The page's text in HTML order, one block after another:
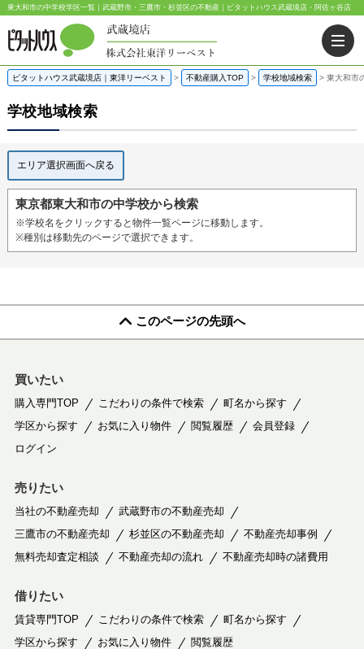
東大和市の中学校学区一覧｜武蔵野市・三鷹市・杉並区の不動産｜ピタットハウス武蔵境店・阿佐ヶ谷店
ピタットハウス武蔵境店｜東洋リーベスト > 不動産購入TOP > 学校地域検索 > 東大和市
学校地域検索
エリア選択画面へ戻る
東京都東大和市の中学校から検索
※学校名をクリックすると物件一覧ページに移動します。
※種別は移動先のページで選択できます。
このページの先頭へ
買いたい
購入専門TOP こだわりの条件で検索
町名から探す
学区から探す
お気に入り物件 閲覧履歴
会員登録
ログイン
売りたい
当社の不動産売却
武蔵野市の不動産売却
三鷹市の不動産売却
杉並区の不動産売却
不動産売却事例
無料売却査定相談
不動産売却の流れ 不動産売却時の諸費用
借りたい
賃貸専門TOP こだわりの条件で検索
町名から探す
学区から探す
お気に入り物件 閲覧履歴